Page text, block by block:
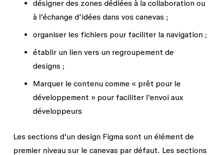
désigner des zones dédiées à la collaboration ou
à l'échange d'idées dans vos canevas ;
organiser les fichiers pour faciliter la navigation ;
établir un lien vers un regroupement de
designs ;
Marquer le contenu comme « prêt pour le
développement » pour faciliter l'envoi aux
développeurs
Les sections d'un design Figma sont un élément de
premier niveau sur le canevas par défaut. Les sections